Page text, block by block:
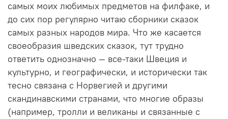
самых моих любимых предметов на филфаке, и
до сих пор регулярно читаю сборники сказок
самых разных народов мира. Что же касается
своеобразия шведских сказок, тут трудно
ответить однозначно — все-таки Швеция и
культурно, и географически, и исторически так
тесно связана с Норвегией и другими
скандинавскими странами, что многие образы
(например, тролли и великаны и связанные с